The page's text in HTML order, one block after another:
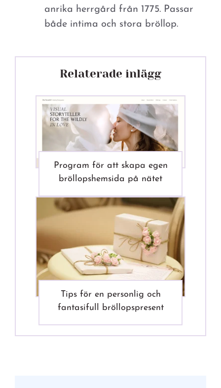
anrika herrgård från 1775. Passar
både intima och stora bröllop.
Relaterade inlägg
Program för att skapa egen
bröllopshemsida på nätet
Tips för en personlig och
fantasifull bröllopspresent